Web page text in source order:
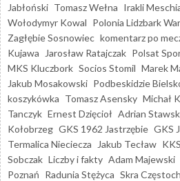
Jabłoński Tomasz Wełna Irakli
Wołodymyr Kowal Polonia Lidzbark
Zagłębie Sosnowiec komentarz po
Kujawa
Jarosław Ratajczak Polsat
MKS Kluczbork Socios Stomil Marek
Jakub Mosakowski Podbeskidzie
koszykówka Tomasz Asensky Michał
Tanczyk Ernest Dzięcioł Adrian
Kołobrzeg GKS 1962 Jastrzębie GKS
Termalica Nieciecza
Jakub Tecław
Sobczak Liczby i fakty Adam Majewski
Poznań Radunia Stężyca Skra